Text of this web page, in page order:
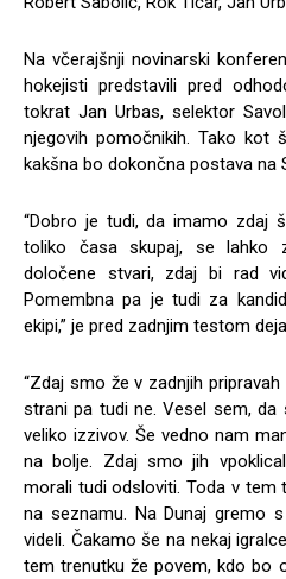
Na včerajšnji novinarski
hokejisti predstavili pred
tokrat Jan Urbas, selektor
njegovih pomočnikih. Tako kot
kakšna bo dokončna postava na
“Dobro je tudi, da imamo zdaj
toliko časa skupaj, se lahko
določene stvari, zdaj bi rad
Pomembna pa je tudi za
ekipi,” je pred zadnjim testom
“Zdaj smo že v zadnjih
strani pa tudi ne. Vesel sem, da
veliko izzivov. Še vedno nam
na bolje. Zdaj smo jih
morali tudi odsloviti. Toda v tem
na seznamu. Na Dunaj gremo
videli. Čakamo še na nekaj
tem trenutku že povem, kdo bo